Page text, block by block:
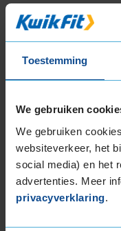
Toestemming
We gebruiken
We gebruiken
websiteverkeer, het
social media) en het
advertenties. Meer
privacyverklaring.
205/45R16 83H
205/45R16 83W
205/55R16 91V
205/55R16 91W
205/55R16 94V
205/60R16 92H
205/60R16 92V
205/60R16 96H
205/60R16 96W
205/65R16 95V